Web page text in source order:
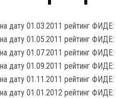
на дату 01.03.2011 рейтинг ФИДЕ:
на дату 01.05.2011 рейтинг ФИДЕ:
на дату 01.07.2011 рейтинг ФИДЕ:
на дату 01.09.2011 рейтинг ФИДЕ:
на дату 01.11.2011 рейтинг ФИДЕ:
на дату 01.01.2012 рейтинг ФИДЕ: